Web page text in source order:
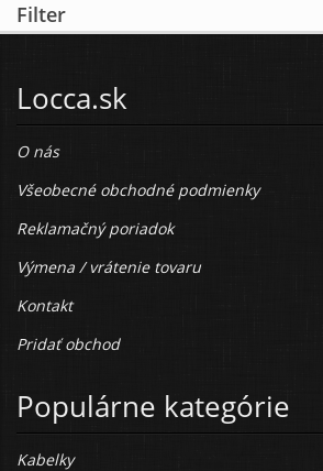
Filter
Locca.sk
O nás
Všeobecné obchodné podmienky
Reklamačný poriadok
Výmena / vrátenie tovaru
Kontakt
Pridať obchod
Populárne kategórie
Kabelky